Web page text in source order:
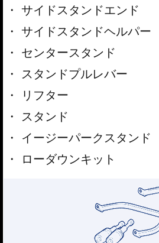
サイドスタンドエンド
サイドスタンドヘルパー
センタースタンド
スタンドプルレバー
リフター
スタンド
イージーパークスタンド
ローダウンキット